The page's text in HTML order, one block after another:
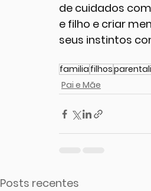
de cuidados
e filho e criar
seus instintos
familia filhos
Pai e Mãe
Posts recentes